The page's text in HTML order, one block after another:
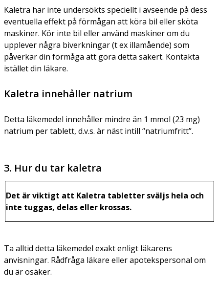
Kaletra har inte undersökts speciellt i avseende på dess
eventuella effekt på förmågan att köra bil eller sköta
maskiner. Kör inte bil eller använd maskiner om du
upplever några biverkningar (t ex illamående) som
påverkar din förmåga att göra detta säkert. Kontakta
istället din läkare.
Kaletra innehåller natrium
Detta läkemedel innehåller mindre än 1 mmol (23 mg)
natrium per tablett, d.v.s. är näst intill “natriumfritt”.
3. Hur du tar kaletra
Det är viktigt att Kaletra tabletter sväljs hela och
inte tuggas, delas eller krossas.
Ta alltid detta läkemedel exakt enligt läkarens
anvisningar. Rådfråga läkare eller apotekspersonal om
du är osäker.